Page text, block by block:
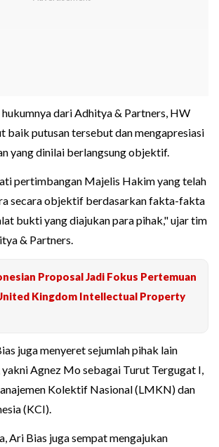
dari Adhitya & Partners, HW
baik putusan tersebut dan mengapresiasi
yang dinilai berlangsung objektif.
pertimbangan Majelis Hakim yang telah
secara objektif berdasarkan fakta-fakta
bukti yang diajukan para pihak," ujar tim
& Partners.
Proposal Jadi Fokus Pertemuan
Kingdom Intellectual Property
juga menyeret sejumlah pihak lain
Agnez Mo sebagai Turut Tergugat I,
Kolektif Nasional (LMKN) dan
(KCI).
Ari Bias juga sempat mengajukan